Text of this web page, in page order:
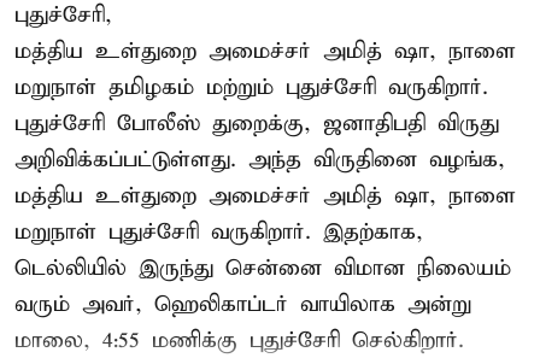
புதுச்சேரி,
மத்திய உள்துறை அமைச்சர் அமித் ஷா, நாளை
மறுநாள் தமிழகம் மற்றும் புதுச்சேரி வருகிறார்.
புதுச்சேரி போலீஸ் துறைக்கு, ஜனாதிபதி விருது
அறிவிக்கப்பட்டுள்ளது. அந்த விருதினை வழங்க,
மத்திய உள்துறை அமைச்சர் அமித் ஷா, நாளை
மறுநாள் புதுச்சேரி வருகிறார். இதற்காக,
டெல்லியில் இருந்து சென்னை விமான நிலையம்
வரும் அவர், ஹெலிகாப்டர் வாயிலாக அன்று
மாலை, 4:55 மணிக்கு புதுச்சேரி செல்கிறார்.